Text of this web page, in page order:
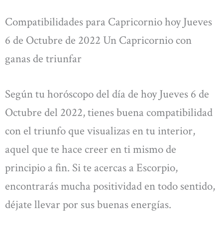
Compatibilidades para Capricornio hoy Jueves
6 de Octubre de 2022 Un Capricornio con
ganas de triunfar
Según tu horóscopo del día de hoy Jueves 6 de
Octubre del 2022, tienes buena compatibilidad
con el triunfo que visualizas en tu interior,
aquel que te hace creer en ti mismo de
principio a fin. Si te acercas a Escorpio,
encontrarás mucha positividad en todo sentido,
déjate llevar por sus buenas energías.